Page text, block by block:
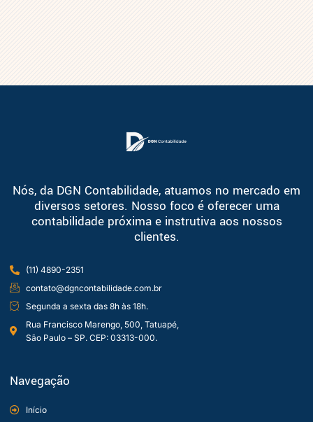
Nós, da DGN Contabilidade, atuamos no mercado em
diversos setores. Nosso foco é oferecer uma
contabilidade próxima e instrutiva aos nossos
clientes.
(11) 4890-2351
contato@dgncontabilidade.com.br
Segunda a sexta das 8h às 18h.
Rua Francisco Marengo, 500, Tatuapé,
São Paulo – SP. CEP: 03313-000.
Navegação
Início